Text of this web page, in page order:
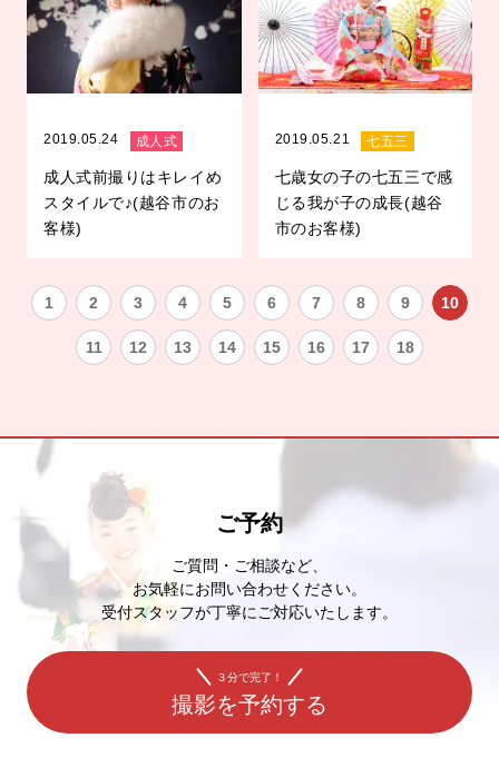
2019.05.24 成人式
成人式前撮りはキレイめ
スタイルで♪(越谷市のお
客様)
2019.05.21 七五三
七歳女の子の七五三で感
じる我が子の成長(越谷
市のお客様)
1 2 3 4 5 6 7 8 9 10
11 12 13 14 15 16 17 18
ご予約
ご質問・ご相談など、
お気軽にお問い合わせください。
受付スタッフが丁寧にご対応いたします。
３分で完了！
撮影を予約する